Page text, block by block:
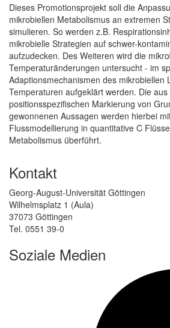
Dieses Promotionsprojekt soll die
mikrobiellen Metabolismus an extremen
simulieren. So werden z.B.
mikrobielle Strategien auf schwer-
aufzudecken. Des Weiteren wird die
Temperaturänderungen untersucht - im
Adaptionsmechanismen des mikrobiellen
Temperaturen aufgeklärt werden. Die aus
positionsspezifischen Markierung von
gewonnenen Aussagen werden hierbei
Flussmodellierung in quantitative C
Metabolismus überführt.
Kontakt
Georg-August-Universität Göttingen
Wilhelmsplatz 1 (Aula)
37073 Göttingen
Tel. 0551 39-0
Soziale Medien